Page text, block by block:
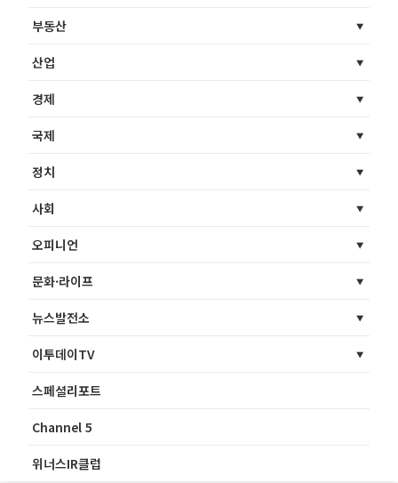
부동산
산업
경제
국제
정치
사회
오피니언
문화·라이프
뉴스발전소
이투데이TV
스페셜리포트
Channel 5
위너스IR클럽